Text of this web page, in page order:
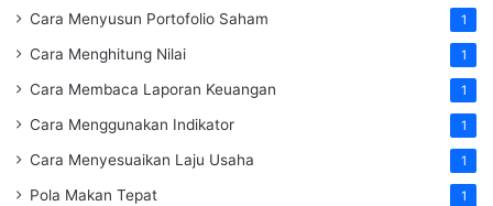
Cara Menyusun Portofolio Saham 1
Cara Menghitung Nilai 1
Cara Membaca Laporan Keuangan 1
Cara Menggunakan Indikator 1
Cara Menyesuaikan Laju Usaha 1
Pola Makan Tepat 1